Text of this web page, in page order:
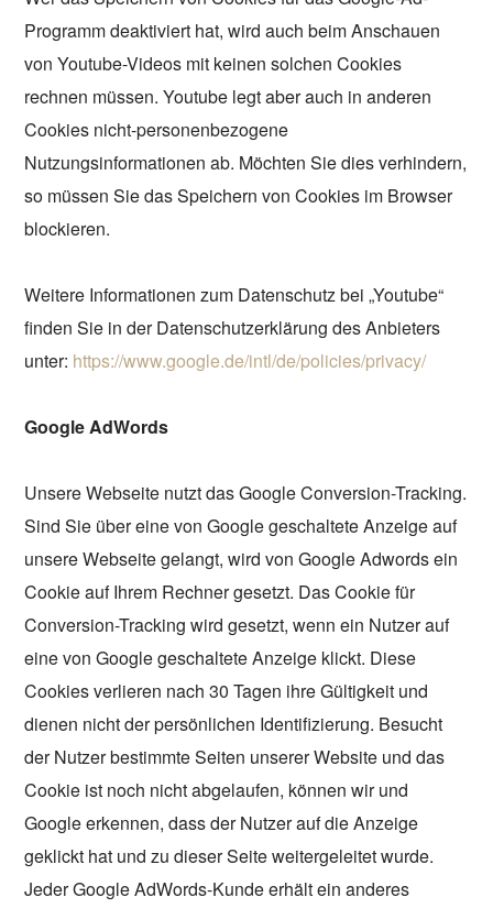
Programm deaktiviert hat, wird auch beim Anschauen
von Youtube-Videos mit keinen solchen Cookies
rechnen müssen. Youtube legt aber auch in anderen
Cookies nicht-personenbezogene
Nutzungsinformationen ab. Möchten Sie dies verhindern,
so müssen Sie das Speichern von Cookies im Browser
blockieren.
Weitere Informationen zum Datenschutz bei „Youtube“
finden Sie in der Datenschutzerklärung des Anbieters
unter: https://www.google.de/intl/de/policies/privacy/
Google AdWords
Unsere Webseite nutzt das Google Conversion-Tracking.
Sind Sie über eine von Google geschaltete Anzeige auf
unsere Webseite gelangt, wird von Google Adwords ein
Cookie auf Ihrem Rechner gesetzt. Das Cookie für
Conversion-Tracking wird gesetzt, wenn ein Nutzer auf
eine von Google geschaltete Anzeige klickt. Diese
Cookies verlieren nach 30 Tagen ihre Gültigkeit und
dienen nicht der persönlichen Identifizierung. Besucht
der Nutzer bestimmte Seiten unserer Website und das
Cookie ist noch nicht abgelaufen, können wir und
Google erkennen, dass der Nutzer auf die Anzeige
geklickt hat und zu dieser Seite weitergeleitet wurde.
Jeder Google AdWords-Kunde erhält ein anderes